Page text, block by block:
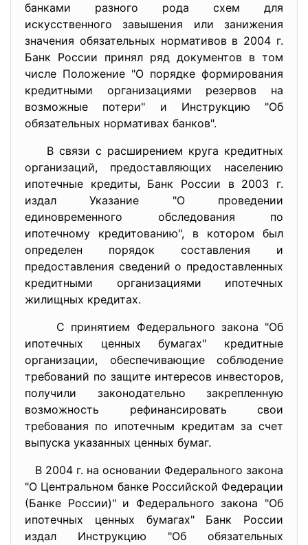
банками разного рода схем для
искусственного завышения или занижения
значения обязательных нормативов в 2004 г.
Банк России принял ряд документов в том
числе Положение "О порядке формирования
кредитными организациями резервов на
возможные потери" и Инструкцию "Об
обязательных нормативах банков".
В связи с расширением круга кредитных
организаций, предоставляющих населению
ипотечные кредиты, Банк России в 2003 г.
издал Указание "О проведении
единовременного обследования по
ипотечному кредитованию", в котором был
определен порядок составления и
предоставления сведений о предоставленных
кредитными организациями ипотечных
жилищных кредитах.
С принятием Федерального закона "Об
ипотечных ценных бумагах" кредитные
организации, обеспечивающие соблюдение
требований по защите интересов инвесторов,
получили законодательно закрепленную
возможность рефинансировать свои
требования по ипотечным кредитам за счет
выпуска указанных ценных бумаг.
В 2004 г. на основании Федерального закона
"О Центральном банке Российской Федерации
(Банке России)" и Федерального закона "Об
ипотечных ценных бумагах" Банк России
издал Инструкцию "Об обязательных